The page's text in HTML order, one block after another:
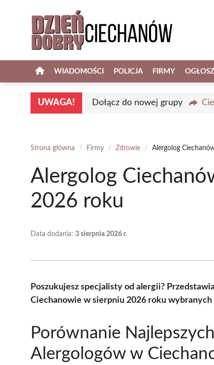
WIADOMOŚCI POLICJA FIRMY
UWAGA! Dołącz do nowej grupy
Strona główna / Firmy / Zdrowie / Alergolog
Alergolog
2026 roku
Data dodania: 3 sierpnia 2026 r.
Poszukujesz specjalisty od alergii?
Ciechanowie w sierpniu 2026 roku
Porównanie
Alergologów w